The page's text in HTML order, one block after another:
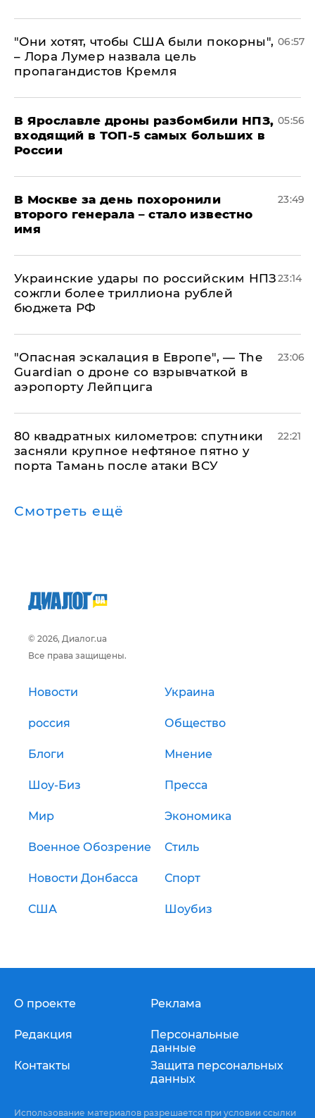
"Они хотят, чтобы США были покорны",
– Лора Лумер назвала цель
пропагандистов Кремля
06:57
В Ярославле дроны разбомбили НПЗ,
входящий в ТОП-5 самых больших в
России
05:56
В Москве за день похоронили
второго генерала – стало известно
имя
23:49
Украинские удары по российским НПЗ
сожгли более триллиона рублей
бюджета РФ
23:14
"Опасная эскалация в Европе", — The
Guardian о дроне со взрывчаткой в
аэропорту Лейпцига
23:06
80 квадратных километров: спутники
засняли крупное нефтяное пятно у
порта Тамань после атаки ВСУ
22:21
Смотреть ещё
© 2026, Диалог.ua
Все права защищены.
Новости Украина
россия Общество
Блоги Мнение
Шоу-Биз Пресса
Мир Экономика
Военное Обозрение Стиль
Новости Донбасса Спорт
США Шоубиз
О проекте
Редакция
Контакты
Реклама
Персональные
данные
Защита персональных
данных
Использование материалов разрешается при условии ссылки